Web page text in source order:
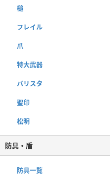
槌
フレイル
爪
特大武器
バリスタ
聖印
松明
防具・盾
防具一覧